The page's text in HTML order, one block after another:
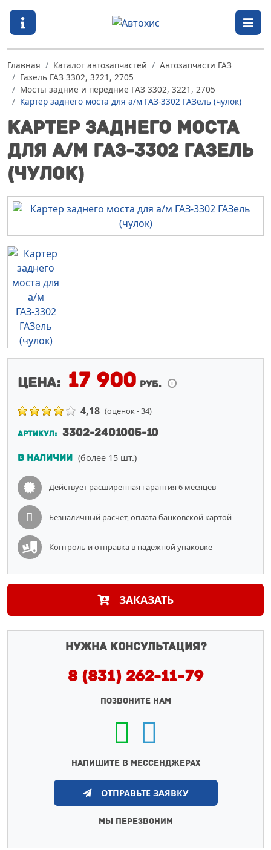
ЗАКРЫТЬ
ДОСТАВКА
ОПЛАТА
ГАРАНТИИ
КАК
ЗАКАЗАТЬ
ПРАЙС-
ЛИСТ
ДОКУМЕНТЫ
КОМПАНИИ
КОНТАКТЫ
4.6
Мы
4.6
Мы
zon
Главная Каталог автозапчастей
Автозапчасти ГАЗ
Газель ГАЗ 3302, 3221, 2705
Мосты задние и передние ГАЗ 3302, 3221, 2705
Картер заднего моста для а/м ГАЗ-3302 ГАЗель (чулок)
КАРТЕР ЗАДНЕГО МОСТА
ДЛЯ А/М ГАЗ-3302 ГАЗЕЛЬ
(ЧУЛОК)
Цена: 17 900 руб. i
4,18 (оценок - 34)
АРТИКУЛ: 3302-2401005-10
В НАЛИЧИИ (более 15 шт.)
Действует расширенная гарантия 6 месяцев
Безналичный расчет, оплата банковской картой
Контроль и отправка в надежной упаковке
ЗАКАЗАТЬ
Нужна консультация?
8 (831) 262-11-79
ПОЗВОНИТЕ НАМ
НАПИШИТЕ В МЕССЕНДЖЕРАХ
ОТПРАВЬТЕ ЗАЯВКУ
МЫ ПЕРЕЗВОНИМ